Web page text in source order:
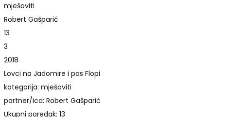
mješoviti
Robert Gašparić
13
3
2018
Lovci na Jadomire i pas Flopi
kategorija: mješoviti
partner/ica: Robert Gašparić
Ukupni poredak: 13